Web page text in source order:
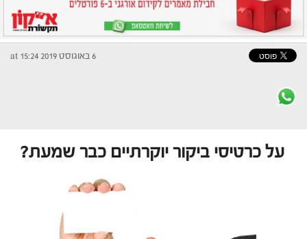
6 באוגוסט 2019 at 15:24
על כרטיסי ביקור יוקרתיים כבר שמעת?